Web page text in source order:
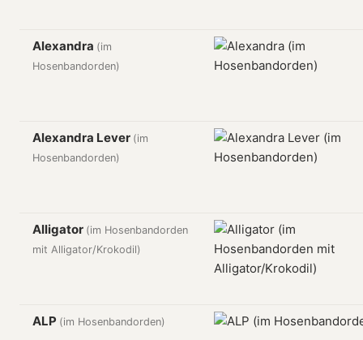
Alexandra (im
Hosenbandorden)
Alexandra Lever (im
Hosenbandorden)
Alligator (im Hosenbandorden
mit Alligator/Krokodil)
ALP (im Hosenbandorden)